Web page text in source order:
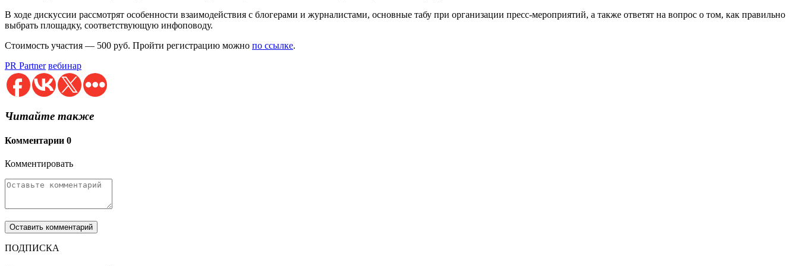
В ходе дискуссии рассмотрят особенности взаимодействия с блогерами и журналистами, основные табу при организации пресс-мероприятий, а также ответят на вопрос о том, как правильно
выбрать площадку, соответствующую инфоповоду.
Стоимость участия — 500 руб. Пройти регистрацию можно по ссылке.
PR Partner вебинар
Читайте также
Комментарии 0
Комментировать
ПОДПИСКА